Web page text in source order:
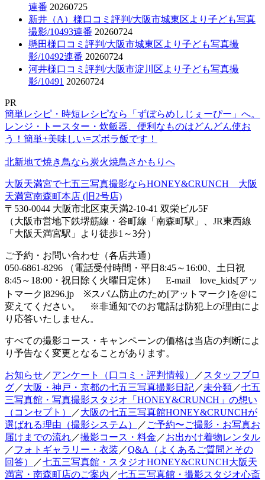
連番 20260725
新井（A）様口コミ評判/大阪市城東区より子ども写真
撮影/10493連番 20260724
懸田様口コミ評判/大阪市城東区より子ども写真撮
影/10492連番 20260724
河井様口コミ評判/大阪市淀川区より子ども写真撮
影/10491 20260724
PR
簡単レシピ・時短レシピなら「ずぼらめしじぇーぴー」へ。
レンジ・トースター・炊飯器、便利なものはどんどん使お
う！簡単+美味しい=ズボラ飯です！
北新地で焼き鳥なら炭火焼鳥さかもりへ
大阪天満宮で七五三写真撮影ならHONEY&CRUNCH 大阪
天満宮南森町本店 (旧2号店)
〒530-0044 大阪市北区東天満2-10-41 双栄ビル5F
（大阪市営地下鉄堺筋線・谷町線「南森町駅」、JR東西線
「大阪天満宮駅」より徒歩1～3分）
ご予約・お問い合わせ（各店共通）
050-6861-8296 （電話受付時間・平日8:45～16:00、土日祝
8:45～18:00・祝日除く火曜日定休） E-mail love_kids[アッ
トマーク]8296.jp ※スパム防止のため[アットマーク]を@に
変えてください。 ※非通知でのお電話は防犯上の理由によ
り応答いたしません。
すべての撮影コース・キャンペーンの価格は当店の判断によ
り予告なく変更となることがあります。
お知らせ／アンケート（口コミ・評判情報） ／ スタッフブロ
グ／大阪・神戸・京都の七五三写真撮影日記／未分類／七五
三写真館・写真撮影スタジオ「HONEY&CRUNCH」の想い
（コンセプト）
／大阪の七五三写真館HONEY&CRUNCHが
選ばれる理由（撮影システム）
／ ご予約〜ご撮影・お写真お
届けまでの流れ／撮影コース・料金 ／お出かけ着物レンタル
／フォトギャラリー・衣装 ／Q&A（よくあるご質問とその
回答）
／七五三写真館・スタジオHONEY&CRUNCH大阪天
満宮・南森町店のご案内 ／七五三写真館・撮影スタジオ心斎